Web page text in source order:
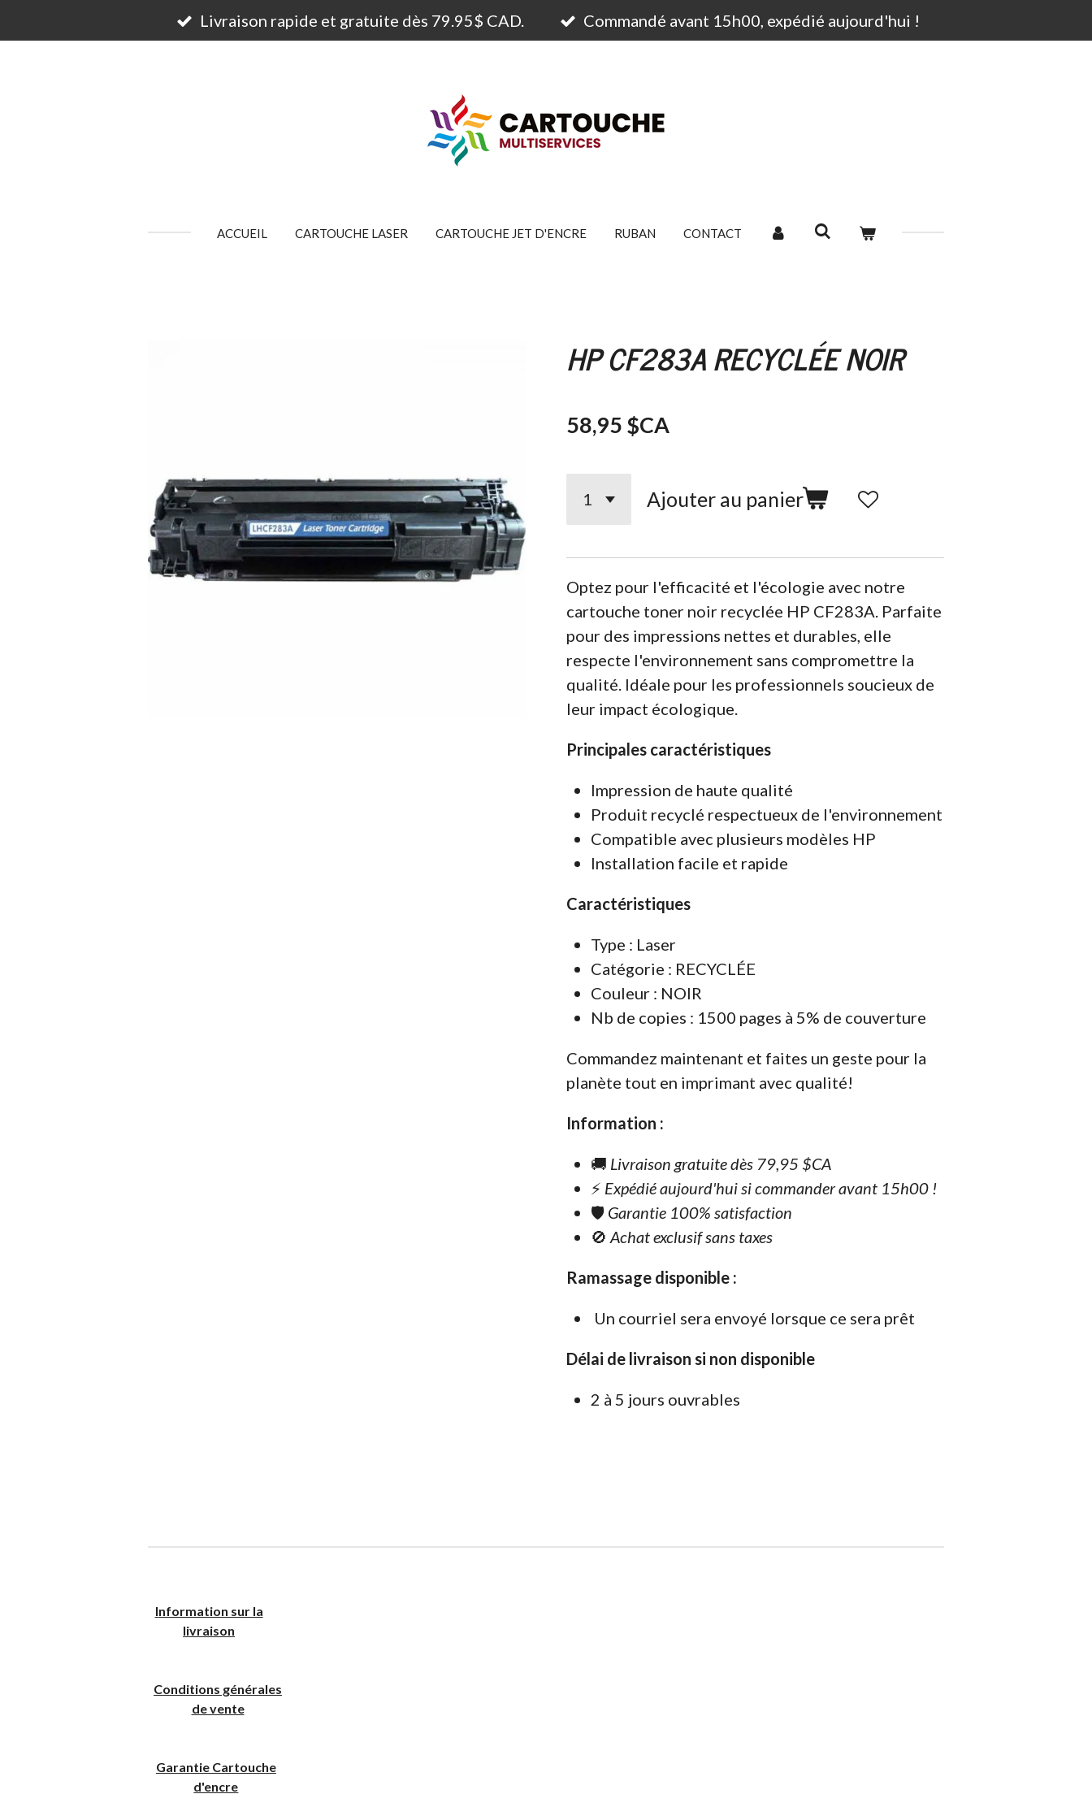
au
Livraison rapide et gratuite dès 79.95$ CAD. Commandé avant 15h00, expédié aujourd'hui !
ACCUEIL CARTOUCHE LASER CARTOUCHE JET D'ENCRE RUBAN CONTACT
HP CF283A RECYCLÉE NOIR
58,95 $CA
Ajouter au panier
Optez pour l'efficacité et l'écologie avec notre
cartouche toner noir recyclée HP CF283A. Parfaite
pour des impressions nettes et durables, elle
respecte l'environnement sans compromettre la
qualité. Idéale pour les professionnels soucieux de
leur impact écologique.
Principales caractéristiques
Impression de haute qualité
Produit recyclé respectueux de l'environnement
Compatible avec plusieurs modèles HP
Installation facile et rapide
Caractéristiques
Type : Laser
Catégorie : RECYCLÉE
Couleur : NOIR
Nb de copies : 1500 pages à 5% de couverture
Commandez maintenant et faites un geste pour la
planète tout en imprimant avec qualité!
Information :
🚚 Livraison gratuite dès 79,95 $CA
⚡ Expédié aujourd'hui si commander avant 15h00 !
🛡️ Garantie 100% satisfaction
🚫 Achat exclusif sans taxes
Ramassage disponible :
Un courriel sera envoyé lorsque ce sera prêt
Délai de livraison si non disponible
2 à 5 jours ouvrables
Information sur la
livraison
Conditions générales
de vente
Garantie Cartouche
d'encre